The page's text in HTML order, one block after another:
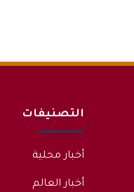
التصنيفات
أخبار محلية
أخبار العالم